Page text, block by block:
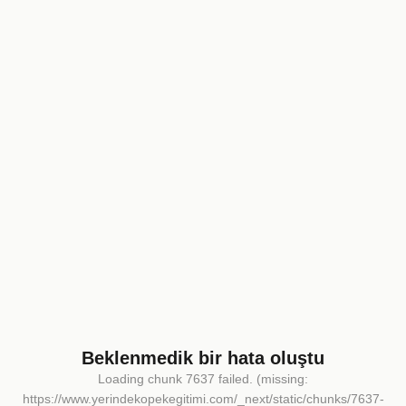
Beklenmedik bir hata oluştu
Loading chunk 7637 failed. (missing:
https://www.yerindekopekegitimi.com/_next/static/chunks/7637-